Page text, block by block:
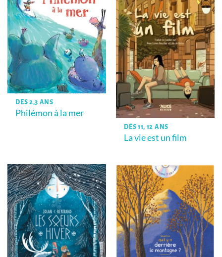
DÈS 2,3 ANS
Philémon à la mer
DÈS 11, 12 ANS
La vie est un film